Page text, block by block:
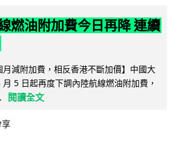
燃油附加費今日再降 連續
月減附加費，相反香港不斷加價】中國大
5 日起再度下調內陸航線燃油附加費，
閱讀全文